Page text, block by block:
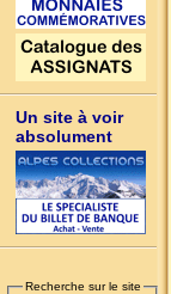
Un site à voir
absolument
Recherche sur le site